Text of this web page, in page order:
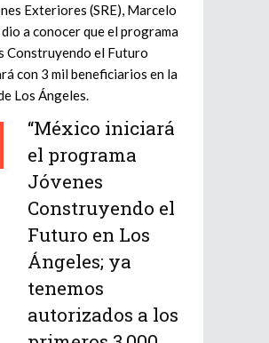
Exteriores (SRE), Marcelo
a conocer que el programa
Construyendo el Futuro
con 3 mil beneficiarios en la
Los Ángeles.
“México iniciará
el programa
Jóvenes
Construyendo el
Futuro en Los
Ángeles; ya
tenemos
autorizados a los